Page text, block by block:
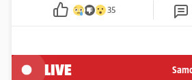
35
LIVE